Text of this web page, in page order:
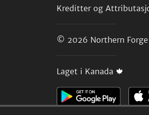
Kreditter og
© 2026 Northern
Laget i Kanada 🍁